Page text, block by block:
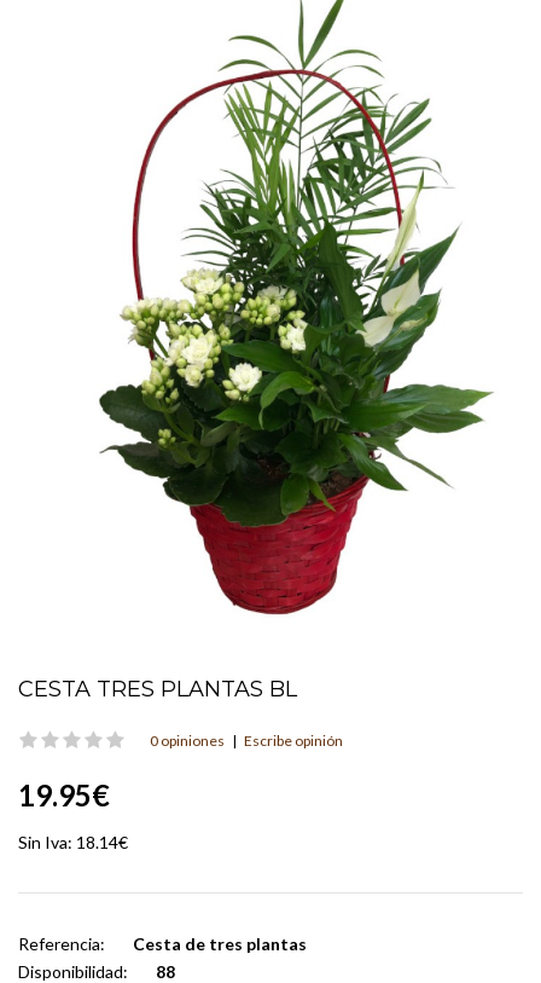
CESTA TRES PLANTAS BL
0 opiniones | Escribe opinión
19.95€
Sin Iva: 18.14€
Referencia:
Cesta de tres plantas
Disponibilidad:
88